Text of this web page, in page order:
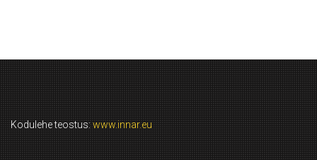
Kodulehe teostus: www.innar.eu